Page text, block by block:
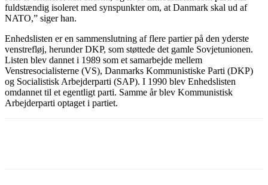
fuldstændig isoleret med synspunkter om, at Danmark skal ud af
NATO,” siger han.
Enhedslisten er en sammenslutning af flere partier på den yderste
venstrefløj, herunder DKP, som støttede det gamle Sovjetunionen.
Listen blev dannet i 1989 som et samarbejde mellem
Venstresocialisterne (VS), Danmarks Kommunistiske Parti (DKP)
og Socialistisk Arbejderparti (SAP). I 1990 blev Enhedslisten
omdannet til et egentligt parti. Samme år blev Kommunistisk
Arbejderparti optaget i partiet.